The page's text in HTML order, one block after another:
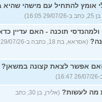
אומץ להתחיל עם מישהי שהיא
16:05)
תוכנה - האם עדיין
(אסראא, בת 18, כתבה ב-29/07/26
אפשר לצאת קצונה במשאן?
מה לעשות?
(אלירן, בן 30, כתב